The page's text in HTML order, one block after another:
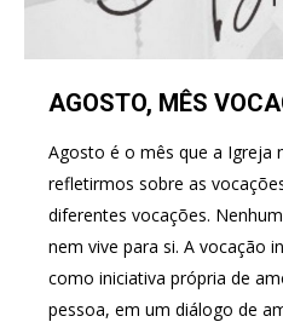
AGOSTO, MÊS
Agosto é o mês que a Igreja
refletirmos sobre as
diferentes vocações.
nem vive para si. A vocação
como iniciativa própria de
pessoa, em um diálogo de